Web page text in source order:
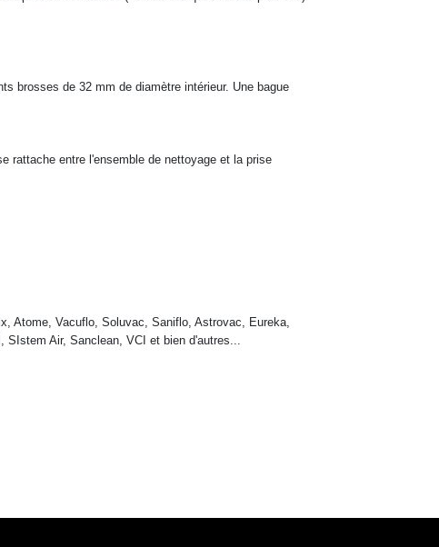
brosses de 32 mm de diamètre intérieur. Une bague
rattache entre l'ensemble de nettoyage et la prise
Atome, Vacuflo, Soluvac, Saniflo, Astrovac, Eureka,
SIstem Air, Sanclean, VCI et bien d'autres...